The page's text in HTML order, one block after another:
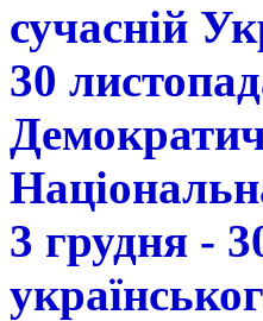
сучасній
30
3 грудня -